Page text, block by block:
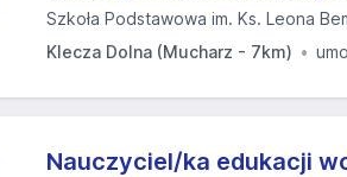
Szkoła Podstawowa im. Ks. Leona
Klecza Dolna (Mucharz - 7km)
Nauczyciel/ka edukacji